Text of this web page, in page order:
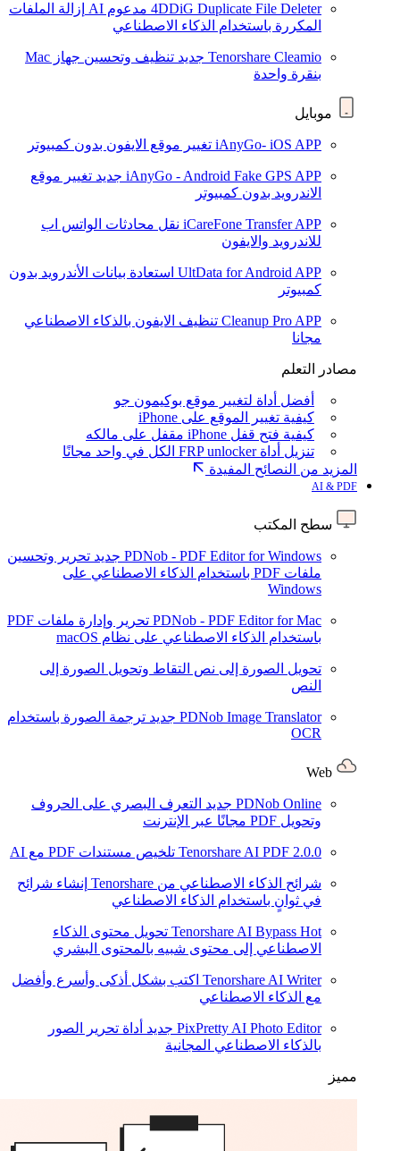
4DDiG Duplicate File Deleter مدعوم AI
إزالة الملفات
المكررة باستخدام الذكاء الاصطناعي
Tenorshare Cleamio جديد
تنظيف وتحسين جهاز Mac
بنقرة واحدة
موبايل
iAnyGo- iOS APP تغيير موقع الايفون بدون كمبيوتر
iAnyGo - Android Fake GPS APP جديد تغيير موقع
الاندرويد بدون كمبيوتر
iCareFone Transfer APP نقل محادثات الواتس اب
للاندرويد والايفون
UltData for Android APP استعادة بيانات الأندرويد بدون
كمبيوتر
Cleanup Pro APP تنظيف الايفون بالذكاء الاصطناعي
مجانا
مصادر التعلم
أفضل أداة لتغيير موقع بوكيمون جو
كيفية تغيير الموقع على iPhone
كيفية فتح قفل iPhone مقفل على مالكه
تنزيل أداة FRP unlocker الكل في واحد مجانًا
المزيد من النصائح المفيدة
AI & PDF
سطح المكتب
PDNob - PDF Editor for Windows جديد تحرير وتحسين
ملفات PDF باستخدام الذكاء الاصطناعي على
Windows
PDNob - PDF Editor for Mac
تحرير وإدارة ملفات PDF
باستخدام الذكاء الاصطناعي على نظام macOS
تحويل الصورة إلى نص التقاط وتحويل الصورة إلى
النص
PDNob Image Translator جديد ترجمة الصورة باستخدام
OCR
PDNob Online جديد التعرف البصري على الحروف
وتحويل PDF مجانًا عبر الإنترنت
Tenorshare AI PDF 2.0.0 تلخيص مستندات PDF مع AI
شرائح الذكاء الاصطناعي من Tenorshare
إنشاء شرائح
في ثوانٍ باستخدام الذكاء الاصطناعي
Tenorshare AI Bypass Hot
تحويل محتوى الذكاء
الاصطناعي إلى محتوى شبيه بالمحتوى البشري
Tenorshare AI Writer اكتب بشكل أذكى وأسرع وأفضل
مع الذكاء الاصطناعي
PixPretty AI Photo Editor جديد أداة تحرير الصور
بالذكاء الاصطناعي المجانية
مميز